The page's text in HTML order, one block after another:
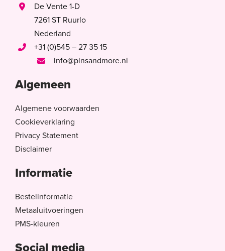
De Vente 1-D
7261 ST Ruurlo
Nederland
+31 (0)545 – 27 35 15
info@pinsandmore.nl
Algemeen
Algemene voorwaarden
Cookieverklaring
Privacy Statement
Disclaimer
Informatie
Bestelinformatie
Metaaluitvoeringen
PMS-kleuren
Social media